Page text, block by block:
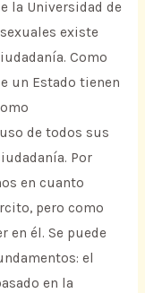
la Universidad de
existe
Como
un Estado tienen
de todos sus
Por
en cuanto
pero como
en él. Se puede
el
en la